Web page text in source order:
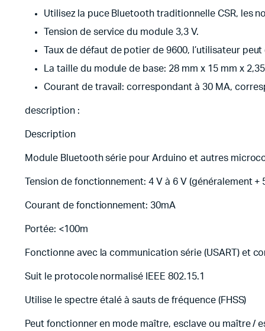
Utilisez la puce Bluetooth traditionnelle CSR, les
Tension de service du module 3,3 V.
Taux de défaut de potier de 9600, l’utilisateur
La taille du module de base: 28 mm x 15 mm x
Courant de travail: correspondant à 30 MA,
description :
Description
Module Bluetooth série pour Arduino et autres
Tension de fonctionnement: 4 V à 6 V (généralement +
Courant de fonctionnement: 30mA
Portée: <100m
Fonctionne avec la communication série (USART) et
Suit le protocole normalisé IEEE 802.15.1
Utilise le spectre étalé à sauts de fréquence (FHSS)
Peut fonctionner en mode maître, esclave ou maître /